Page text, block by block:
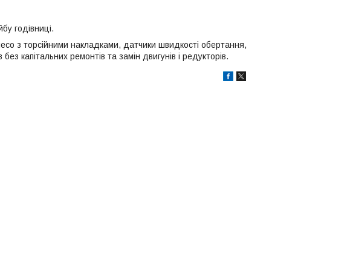
годівниці.
з торсійними накладками, датчики швидкості обертання,
капітальних ремонтів та замін двигунів і редукторів.